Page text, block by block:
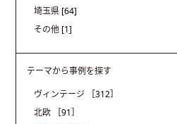
埼玉県 [64]
その他 [1]
テーマから事例を探す
ヴィンテージ
［312］
北欧
［91］